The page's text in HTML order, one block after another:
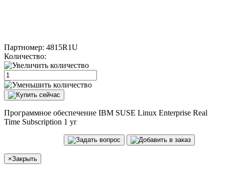
Партномер: 4815R1U
Количество:
Программное обеспечение IBM SUSE Linux Enterprise Real
Time Subscription 1 yr
×Закрыть